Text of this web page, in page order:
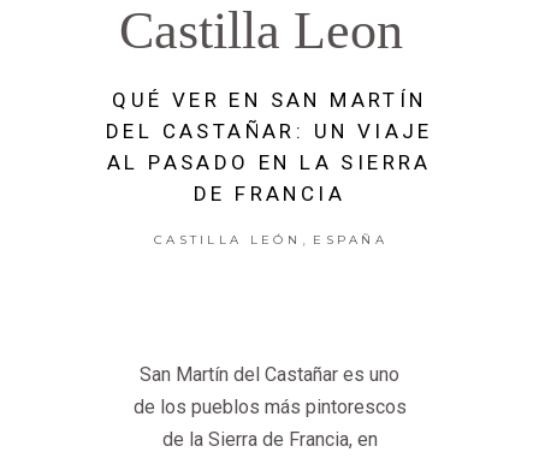
Castilla Leon
QUÉ VER EN SAN MARTÍN
DEL CASTAÑAR: UN VIAJE
AL PASADO EN LA SIERRA
DE FRANCIA
CASTILLA LEÓN ESPAÑA
San Martín del Castañar es uno
de los pueblos más pintorescos
de la Sierra de Francia, en